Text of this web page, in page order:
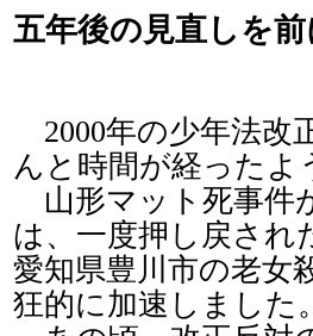
五年後の見直しを
2000年の少年法改
んと時間が経ったよ
山形マット死事件
は、一度押し戻され
愛知県豊川市の老女
狂的に加速しました。